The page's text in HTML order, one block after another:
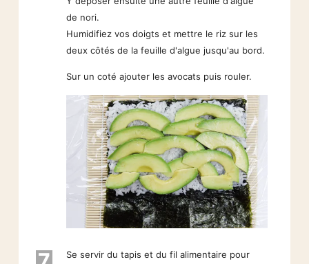
de nori.
Humidifiez vos doigts et mettre le riz sur les
deux côtés de la feuille d'algue jusqu'au bord.
Sur un coté ajouter les avocats puis rouler.
Se servir du tapis et du fil alimentaire pour